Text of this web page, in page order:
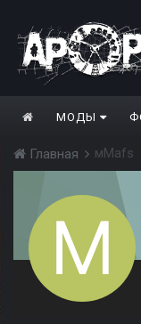
МОДЫ
Главная мMafs